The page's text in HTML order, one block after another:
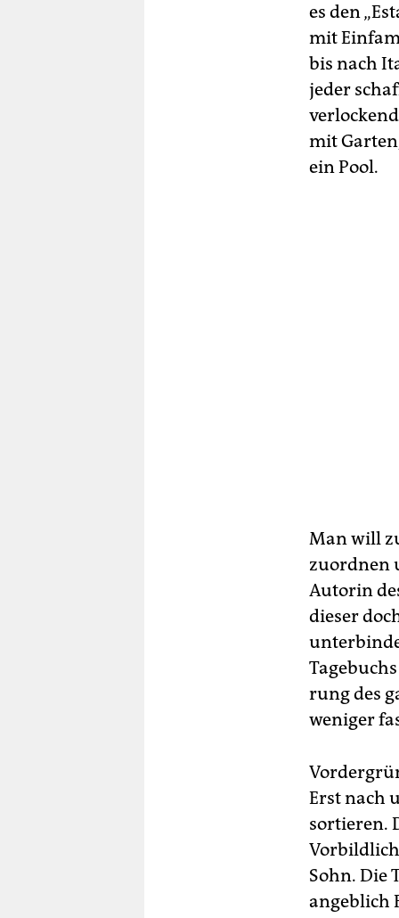
es den
mit
bis nach
jeder
mit
ein Pool.
Man will
zuordnen
Autorin
dieser
rung des
weniger
Erst nach
sortieren.
Sohn. Die
angeblich